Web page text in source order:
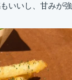
いいし、甘みが強